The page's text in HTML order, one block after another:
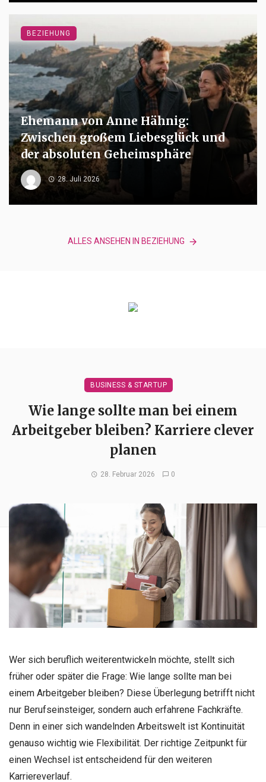
Ehemann von Anne Hähnig:
Zwischen großem Liebesglück und
der absoluten Geheimsphäre
28. Juli 2026
BEZIEHUNG
ALLES ANSEHEN IN BEZIEHUNG
BUSINESS & STARTUP
Wie lange sollte man bei einem
Arbeitgeber bleiben? Karriere clever
planen
28. Februar 2026 0
Wer sich beruflich weiterentwickeln möchte, stellt sich
früher oder später die Frage: Wie lange sollte man bei
einem Arbeitgeber bleiben? Diese Überlegung betrifft nicht
nur Berufseinsteiger, sondern auch erfahrene Fachkräfte.
Denn in einer sich wandelnden Arbeitswelt ist Kontinuität
genauso wichtig wie Flexibilität. Der richtige Zeitpunkt für
einen Wechsel ist entscheidend für den weiteren
Karriereverlauf.